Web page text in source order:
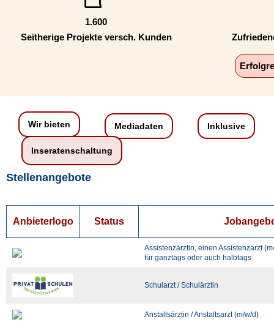
1.600
Seitherige Projekte versch. Kunden
Wir bieten Mediadaten Inklusive
Inseratenschaltung
Stellenangebote
Anbieterlogo Status
Assistenzärztin, einen Assistenzarzt
für ganztags oder auch halbtags
Schularzt / Schulärztin
Anstaltsärztin / Anstaltsarzt (m/w/d)